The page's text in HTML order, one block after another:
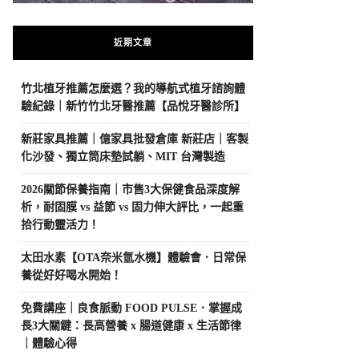
近期文章
竹北植牙推薦怎麼選？我的導航式植牙諮詢體
驗紀錄｜新竹竹北牙醫推薦【品悅牙醫診所】
新莊家具推薦｜億家具批發倉庫 新莊店｜客製
化沙發、獨立筒床墊試躺、MIT 台灣製造
2026關節保養指南｜市售3大保健食品深度解
析，耐固膜 vs 益節 vs 固力伸大評比，一起重
拾行動靈活力！
太田水素【OTA奈米氫水機】體驗會．日常保
養從好好喝水開始！
免費講座｜良食脈動 FOOD PULSE．掌握成
長3大關鍵：長高營養 x 腸道健康 x 生活節律
｜體驗心得